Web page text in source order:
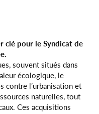
clé pour le Syndicat de
souvent situés dans
écologique, le
contre l’urbanisation et
naturelles, tout
Ces acquisitions